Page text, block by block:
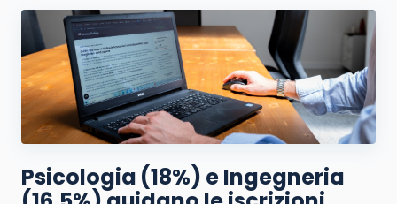
Psicologia (18%) e Ingegneria